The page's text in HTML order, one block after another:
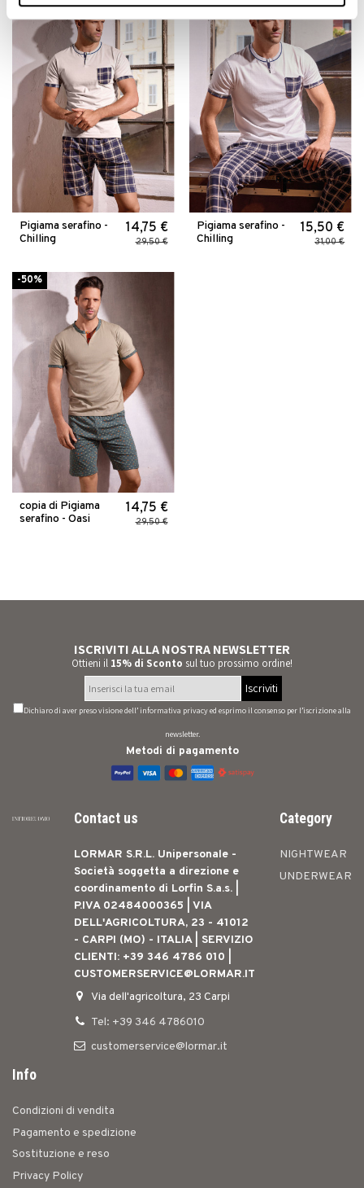
Pigiama serafino -
Chilling
14,75 €
29,50 €
Pigiama serafino -
Chilling
15,50 €
31,00 €
-50%
copia di Pigiama
serafino - Oasi
14,75 €
29,50 €
ISCRIVITI ALLA NOSTRA NEWSLETTER
Ottieni il 15% di Sconto sul tuo prossimo ordine!
Iscriviti
Dichiaro di aver preso visione dell’informativa privacyed esprimo il consenso per l’iscrizione alla
newsletter.
Metodi di pagamento
Contact us
LORMAR S.R.L. Unipersonale -
Società soggetta a direzione e
coordinamento di Lorfin S.a.s. |
P.IVA 02484000365 | VIA
DELL'AGRICOLTURA, 23 - 41012
- CARPI (MO) - ITALIA | SERVIZIO
CLIENTI: +39 346 4786 010 |
CUSTOMERSERVICE@LORMAR.IT
Via dell'agricoltura, 23 Carpi
Tel: +39 346 4786010
customerservice@lormar.it
Category
NIGHTWEAR
UNDERWEAR
Info
Condizioni di vendita
Pagamento e spedizione
Sostituzione e reso
Privacy Policy